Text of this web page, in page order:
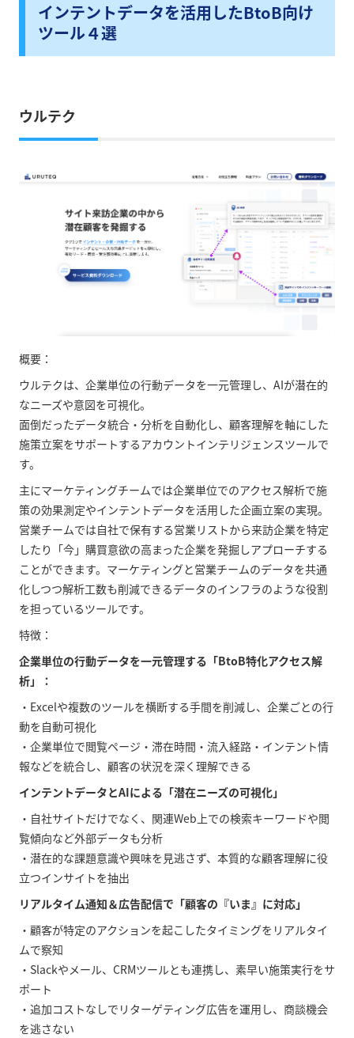
インテントデータを活用したBtoB向け
ツール４選
ウルテク
概要：
ウルテクは、企業単位の行動データを一元管理し、AIが潜在的
なニーズや意図を可視化。
面倒だったデータ統合・分析を自動化し、顧客理解を軸にした
施策立案をサポートするアカウントインテリジェンスツールで
す。
主にマーケティングチームでは企業単位でのアクセス解析で施
策の効果測定やインテントデータを活用した企画立案の実現。
営業チームでは自社で保有する営業リストから来訪企業を特定
したり「今」購買意欲の高まった企業を発掘しアプローチする
ことができます。マーケティングと営業チームのデータを共通
化しつつ解析工数も削減できるデータのインフラのような役割
を担っているツールです。
特徴：
企業単位の行動データを一元管理する「BtoB特化アクセス解
析」：
・Excelや複数のツールを横断する手間を削減し、企業ごとの行
動を自動可視化
・企業単位で閲覧ページ・滞在時間・流入経路・インテント情
報などを統合し、顧客の状況を深く理解できる
インテントデータとAIによる「潜在ニーズの可視化」
・自社サイトだけでなく、関連Web上での検索キーワードや閲
覧傾向など外部データも分析
・潜在的な課題意識や興味を見逃さず、本質的な顧客理解に役
立つインサイトを抽出
リアルタイム通知＆広告配信で「顧客の『いま』に対応」
・顧客が特定のアクションを起こしたタイミングをリアルタイ
ムで察知
・Slackやメール、CRMツールとも連携し、素早い施策実行をサ
ポート
・追加コストなしでリターゲティング広告を運用し、商談機会
を逃さない